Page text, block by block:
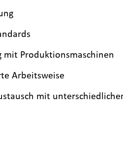
mit Produktionsmaschinen
Arbeitsweise
mit